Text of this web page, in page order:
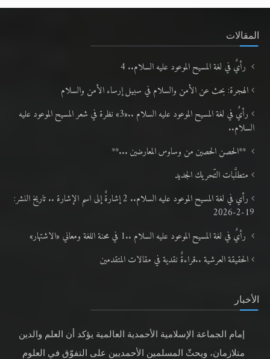
المقالات
رأيٌ في لغة المسيح الموعود عليه السلام.. 4
الهجرة: بحث عن الأمن والسلام في سبيل إرساء الأمن والسلام
رأيٌ في لغة المسيح الموعود عليه السلام ..«3» نظرة في شعر المسيح الموعود عليه
السلام..
**الحصن الحصين من وساوس المعارضين ...**
متطلَّبات التّحريك الجديد
رأي في لغة المسيح الموعود عليه السلام.. 2 إشارةٌ إلى اسم الإشارة .. تاريخ النشر:
19-2-2026
رأيٌ في لغة المسيح الموعود عليه السلام ..1 في محنة اللغة ومعاني «الاشتهار»
الحقيقة العرشية ..قراءةٌ نقدية في مقالات المتقدمين
الأخبار
إمام الجماعة الإسلامية الأحمدية العالمية يؤكد أن العلم والدين
متلازمان، ويحثّ المسلمين الأحمديين على التفوّق في العلوم